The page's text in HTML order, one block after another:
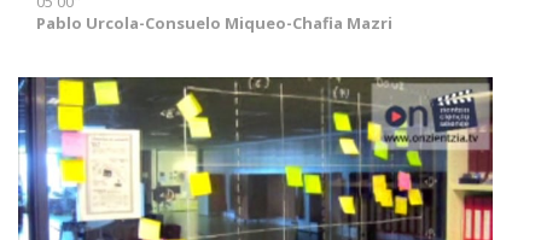
Pablo Urcola-Consuelo Miqueo-Chafia Mazri